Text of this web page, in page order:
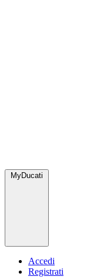
MyDucati
Accedi
Registrati